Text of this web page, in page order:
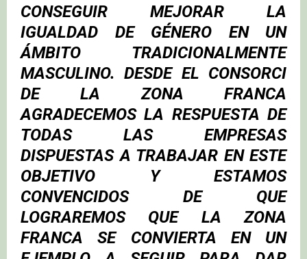
CONSEGUIR MEJORAR LA
IGUALDAD DE GÉNERO EN UN
ÁMBITO TRADICIONALMENTE
MASCULINO. DESDE EL CONSORCI
DE LA ZONA FRANCA
AGRADECEMOS LA RESPUESTA DE
TODAS LAS EMPRESAS
DISPUESTAS A TRABAJAR EN ESTE
OBJETIVO Y ESTAMOS
CONVENCIDOS DE QUE
LOGRAREMOS QUE LA ZONA
FRANCA SE CONVIERTA EN UN